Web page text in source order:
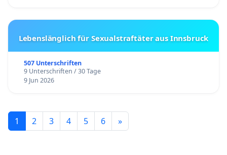
Lebenslänglich für Sexualstraftäter aus Innsbruck
507 Unterschriften
9 Unterschriften / 30 Tage
9 Jun 2026
1 2 3 4 5 6 »